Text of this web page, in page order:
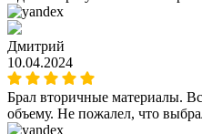
Дмитрий
10.04.2024
Брал вторичные материалы.
объему. Не пожалел, что